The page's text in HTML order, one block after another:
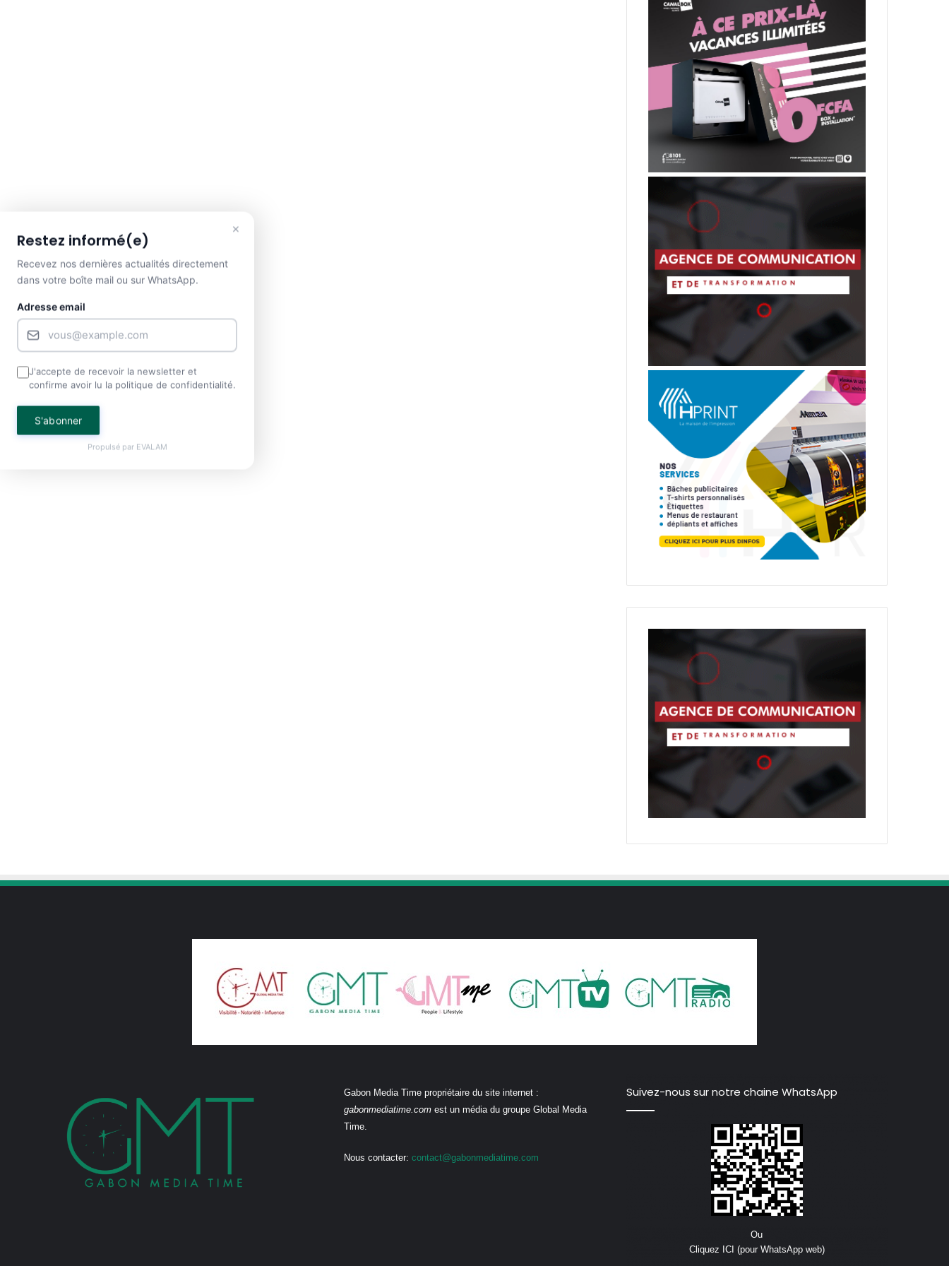
Gabon Media Time propriétaire du site internet :
gabonmediatime.comest un média du groupe Global Media
Time.
Nous contacter: contact@gabonmediatime.com
Suivez-nous sur notre chaine WhatsApp
Ou
Cliquez ICI (pour WhatsApp web)
×
Restez informé(e)
Recevez nos dernières actualités directement
dans votre boîte mail ou sur WhatsApp.
Adresse email
J'accepte de recevoir la newsletter et
confirme avoir lu la politique de confidentialité.
S'abonner
Propulsé par EVALAM